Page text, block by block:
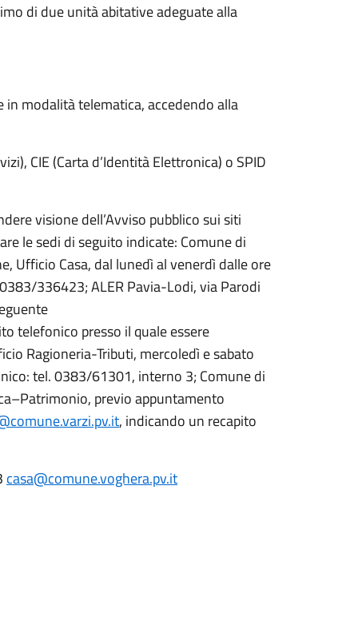
di due unità abitative adeguate alla
modalità telematica, accedendo alla
CIE (Carta d’Identità Elettronica) o SPID
visione dell’Avviso pubblico sui siti
le sedi di seguito indicate: Comune di
Ufficio Casa, dal lunedì al venerdì dalle ore
336423; ALER Pavia-Lodi, via Parodi
telefonico presso il quale essere
Ragioneria-Tributi, mercoledì e sabato
tel. 0383/61301, interno 3; Comune di
previo appuntamento
, indicando un recapito
casa@comune.voghera.pv.it